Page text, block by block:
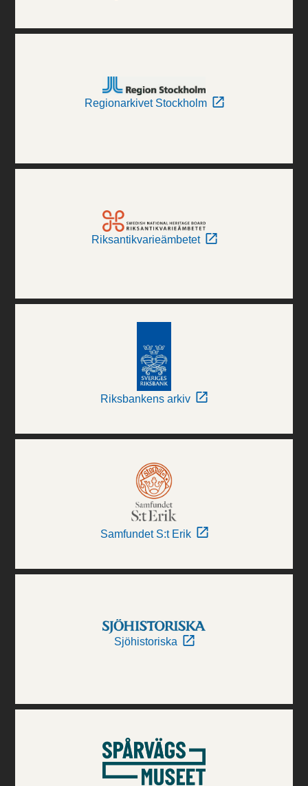
Regionarkivet Stockholm
Riksantikvarieämbetet
Riksbankens arkiv
Samfundet S:t Erik
Sjöhistoriska